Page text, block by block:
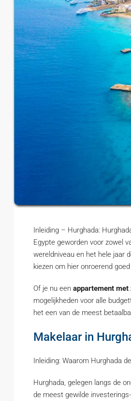
Inleiding – Hurghada:
Egypte geworden voor zowel
wereldniveau en het hele jaar
kiezen om hier onroerend
Of je nu een appartement met
mogelijkheden voor alle
het een van de meest
Makelaar in
Inleiding: Waarom Hurghada
Hurghada, gelegen langs de
de meest gewilde